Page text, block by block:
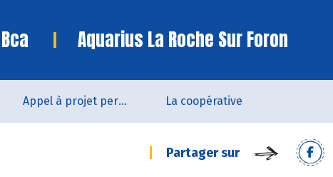
Aquarius La Roche Sur Foron
Appel à projet permanent La coopérative
Partager sur